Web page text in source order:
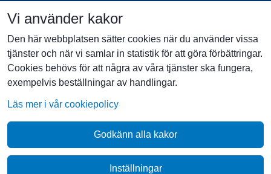
Vi använder kakor
Den här webbplatsen sätter cookies när du använder vissa
tjänster och när vi samlar in statistik för att göra förbättringar.
Cookies behövs för att några av våra tjänster ska fungera,
exempelvis beställningar av handlingar.
Läs mer i vår cookiepolicy
Godkänn alla kakor
Inställningar